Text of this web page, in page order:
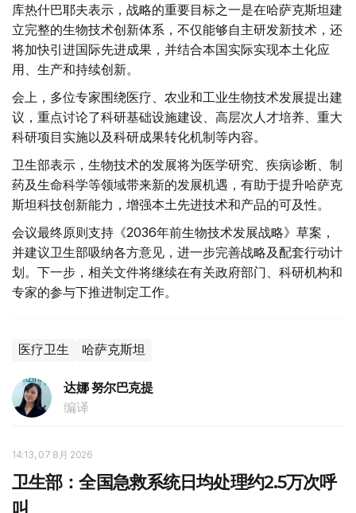
库热什巴耶夫表示，战略的重要目标之一是在哈萨克斯坦建
立完整的生物技术创新体系，不仅能够自主研发新技术，还
将加快引进国际先进成果，并结合本国实际实现本土化应
用、生产和持续创新。
会上，多位专家围绕医疗、农业和工业生物技术发展提出建
议，重点讨论了科研基础设施建设、高层次人才培养、重大
科研项目实施以及科研成果转化机制等内容。
卫生部表示，生物技术的发展将为医学研究、疾病诊断、制
药及生命科学等领域带来新的发展机遇，有助于提升哈萨克
斯坦科技创新能力，增强本土先进技术和产品的可及性。
会议最终原则支持《2036年前生物技术发展战略》草案，
并建议卫生部吸纳各方意见，进一步完善战略及配套行动计
划。下一步，相关文件将继续在有关政府部门、科研机构和
专家的参与下推进制定工作。
医疗卫生 哈萨克斯坦
达娜 努尔巴克提
编译
14:13, 07 8月 2026
卫生部：全国急救系统日均处理约2.5万次呼